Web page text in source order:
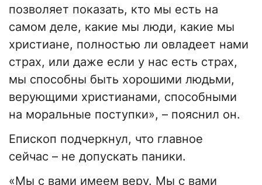
позволяет показать, кто мы есть на
самом деле, какие мы люди, какие мы
христиане, полностью ли овладеет нами
страх, или даже если у нас есть страх,
мы способны быть хорошими людьми,
верующими христианами, способными
на моральные поступки», – пояснил он.
Епископ подчеркнул, что главное
сейчас – не допускать паники.
«Мы с вами имеем веру. Мы с вами